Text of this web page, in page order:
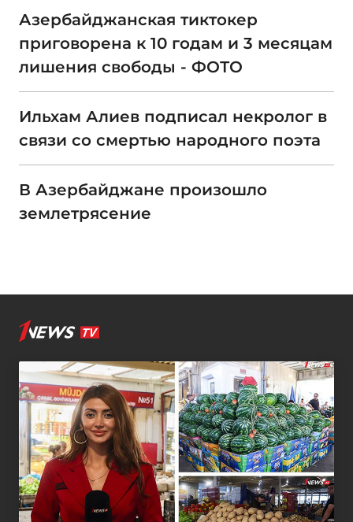
Азербайджанская тиктокер
приговорена к 10 годам и 3 месяцам
лишения свободы - ФОТО
Ильхам Алиев подписал некролог в
связи со смертью народного поэта
В Азербайджане произошло
землетрясение